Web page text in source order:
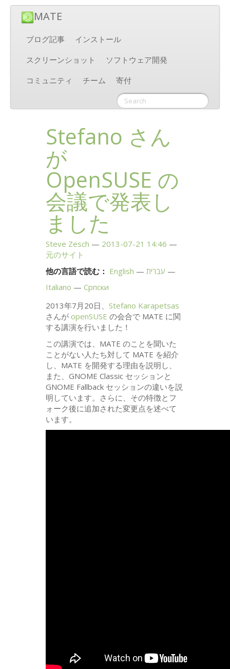
MATE
ブログ記事
インストール
スクリーンショット
ソフトウェア開発
コミュニティ
チーム 寄付
Stefano さん
が
OpenSUSE の
会議で発表し
ました
Steve Zesch
2013-07-21 14:46
元のサイト
他の言語で読む： English
עברית
Italiano
Српски
2013年7月20日、Stefano Karapetsas
さんがopenSUSE の会合で MATE に関
する講演を行いました！
この講演では、 MATE のことを聞いた
ことがない人たち対して MATE を紹介
し、 MATE を開発する理由を説明し、
また、GNOME Classic セッションと
GNOME Fallback セッションの違いを説
明しています。さらに、その特徴とフ
ォーク後に追加された変更点を述べて
います。